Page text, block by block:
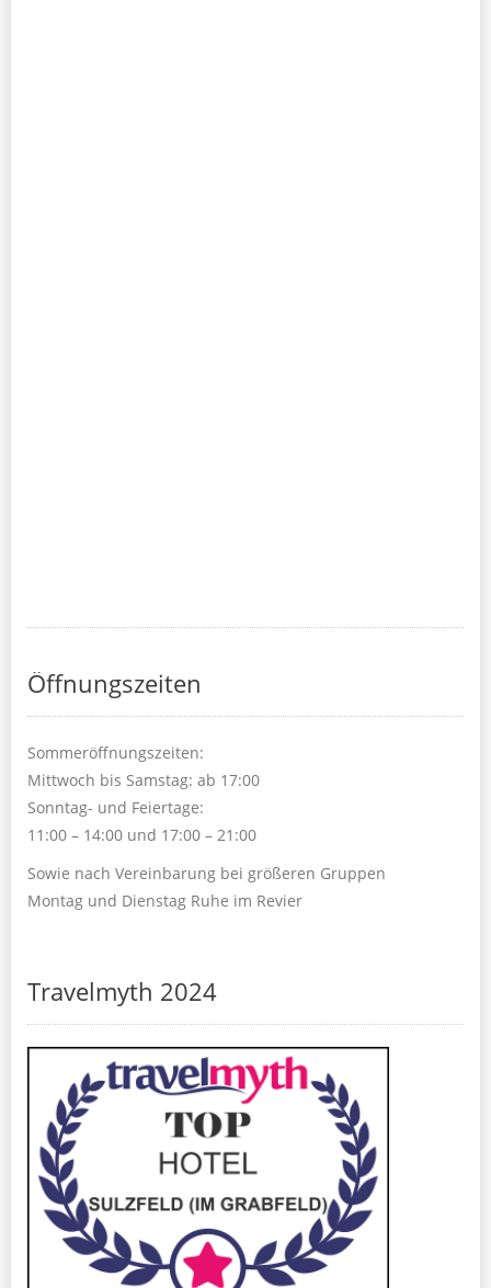
Öffnungszeiten
Sommeröffnungszeiten:
Mittwoch bis Samstag: ab 17:00
Sonntag- und Feiertage:
11:00 – 14:00 und 17:00 – 21:00
Sowie nach Vereinbarung bei größeren Gruppen
Montag und Dienstag Ruhe im Revier
Travelmyth 2024